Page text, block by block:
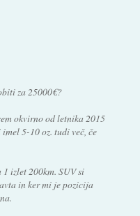
za 25000€?
okvirno od letnika 2015
5-10 oz. tudi več, če
1 izlet 200km. SUV si
in ker mi je pozicija